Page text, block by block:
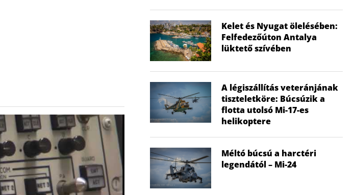
Kelet és Nyugat ölelésében:
Felfedezőúton Antalya
lüktető szívében
A légiszállítás veteránjának
tiszteletköre: Búcsúzik a
flotta utolsó Mi-17-es
helikoptere
Méltó búcsú a harctéri
legendától – Mi-24